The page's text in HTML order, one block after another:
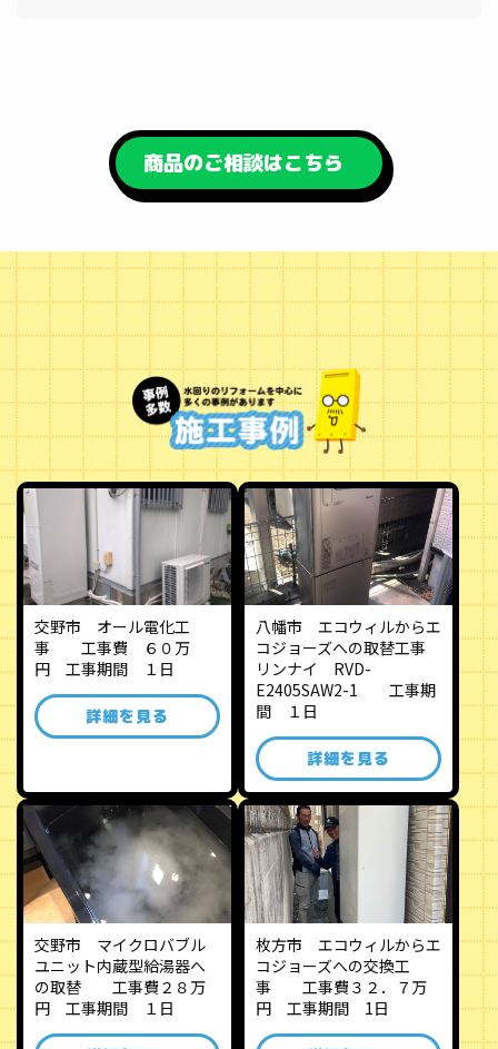
商品のご相談はこちら
交野市 オール電化工
事 工事費 ６０万
円 工事期間 １日
詳細を見る
八幡市 エコウィルからエ
コジョーズへの取替工事
リンナイ RVD-
E2405SAW2-1 工事期
間 １日
詳細を見る
交野市 マイクロバブル
ユニット内蔵型給湯器へ
の取替 工事費２８万
円 工事期間 １日
枚方市 エコウィルからエ
コジョーズへの交換工
事 工事費３２．７万
円 工事期間 1日